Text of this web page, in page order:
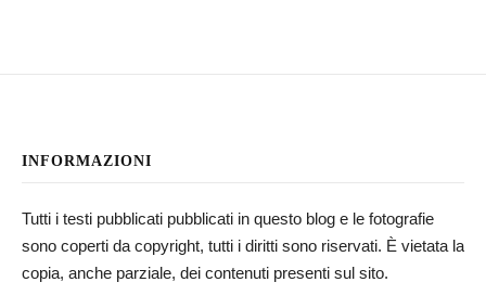
INFORMAZIONI
Tutti i testi pubblicati pubblicati in questo blog e le fotografie
sono coperti da copyright, tutti i diritti sono riservati. È vietata la
copia, anche parziale, dei contenuti presenti sul sito.